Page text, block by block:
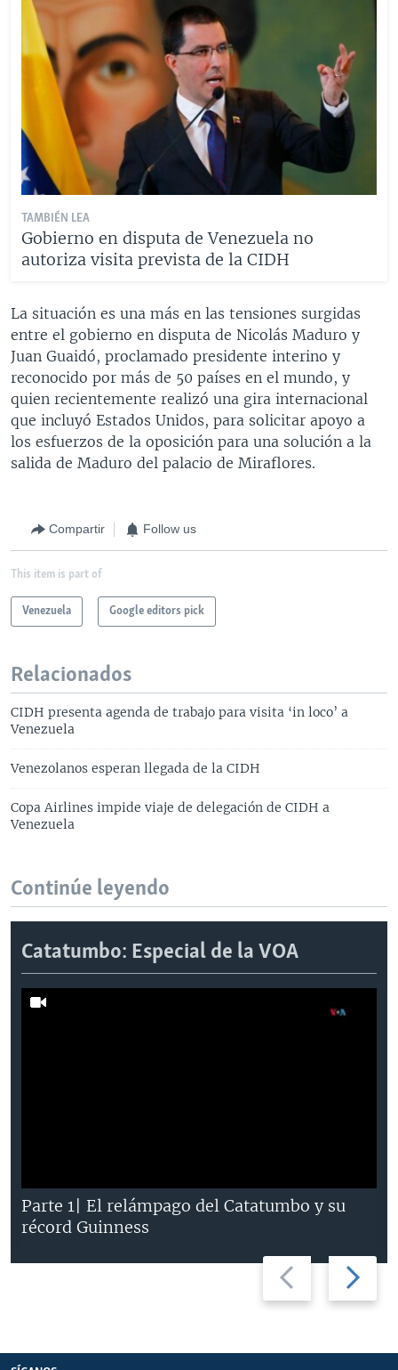
TAMBIÉN LEA
Gobierno en disputa de Venezuela no
autoriza visita prevista de la CIDH
La situación es una más en las tensiones surgidas
entre el gobierno en disputa de Nicolás Maduro y
Juan Guaidó, proclamado presidente interino y
reconocido por más de 50 países en el mundo, y
quien recientemente realizó una gira internacional
que incluyó Estados Unidos, para solicitar apoyo a
los esfuerzos de la oposición para una solución a la
salida de Maduro del palacio de Miraflores.
Compartir Follow us
This item is part of
Venezuela Google editors pick
Relacionados
CIDH presenta agenda de trabajo para visita ‘in loco’ a
Venezuela
Venezolanos esperan llegada de la CIDH
Copa Airlines impide viaje de delegación de CIDH a
Venezuela
Continúe leyendo
Catatumbo: Especial de la VOA
Previous
slide
Next
slide
Parte 1| El relámpago del Catatumbo y su
récord Guinness